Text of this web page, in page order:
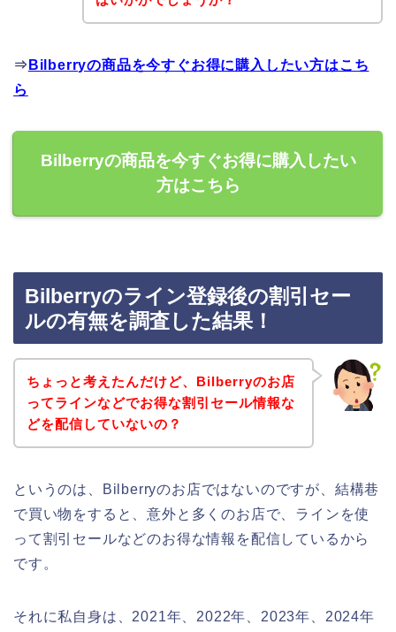
⇒ Bilberryの商品を今すぐお得に購入したい方はこち
ら
Bilberryの商品を今すぐお得に購入したい
方はこちら
Bilberryのライン登録後の割引セー
ルの有無を調査した結果！
ちょっと考えたんだけど、Bilberryのお店
ってラインなどでお得な割引セール情報な
どを配信していないの？
というのは、Bilberryのお店ではないのですが、結構巷
で買い物をすると、意外と多くのお店で、ラインを使
って割引セールなどのお得な情報を配信しているから
です。
それに私自身は、2021年、2022年、2023年、2024年